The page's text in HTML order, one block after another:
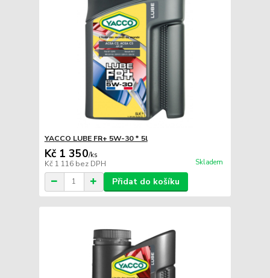
YACCO LUBE FR+ 5W-30 * 5l
Kč 1 350/ks
Kč 1 116 bez DPH Skladem
Přidat do košíku